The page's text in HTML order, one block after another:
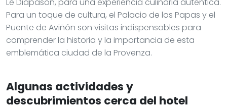
Para un toque de cultura, el Palacio de los Papas y el
Puente de Aviñón son visitas indispensables para
comprender la historia y la importancia de esta
emblemática ciudad de la Provenza.
Algunas actividades y
descubrimientos cerca del hotel